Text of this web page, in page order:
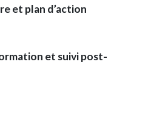
et plan d’action
et suivi post-